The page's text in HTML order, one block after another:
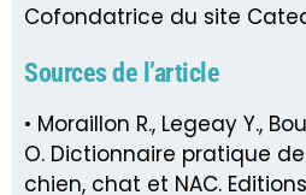
Cofondatrice du site
Sources de l’article
• Moraillon R., Legeay Y.,
O. Dictionnaire pratique
chien, chat et NAC.